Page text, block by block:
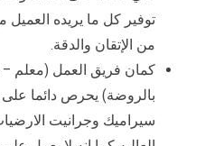
توفير كل ما يريده
من الإتقان والدقة.
كمان فريق العمل (معلم
بالروضة) يحرص دائما على
سيراميك وجرانيت